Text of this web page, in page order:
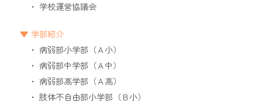
学校運営協議会
学部紹介
病弱部小学部（Ａ小）
病弱部中学部（Ａ中）
病弱部高学部（Ａ高）
肢体不自由部小学部（Ｂ小）